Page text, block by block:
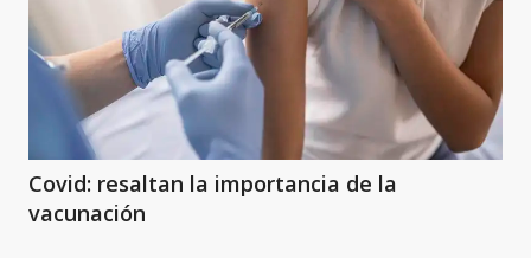
Covid: resaltan la importancia de la
vacunación